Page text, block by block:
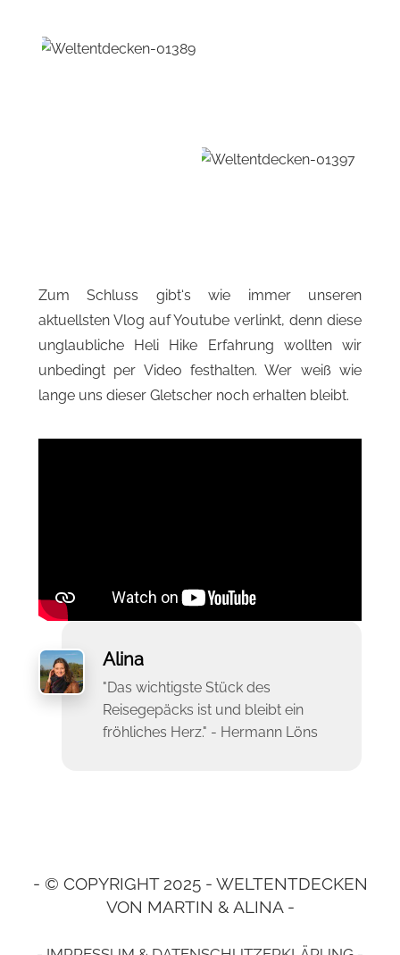
Zum Schluss gibt‘s wie immer unseren
aktuellsten Vlog auf Youtube verlinkt, denn diese
unglaubliche Heli Hike Erfahrung wollten wir
unbedingt per Video festhalten. Wer weiß wie
lange uns dieser Gletscher noch erhalten bleibt.
Alina
"Das wichtigste Stück des
Reisegepäcks ist und bleibt ein
fröhliches Herz." - Hermann Löns
- © COPYRIGHT 2025 - WELTENTDECKEN
VON MARTIN & ALINA -